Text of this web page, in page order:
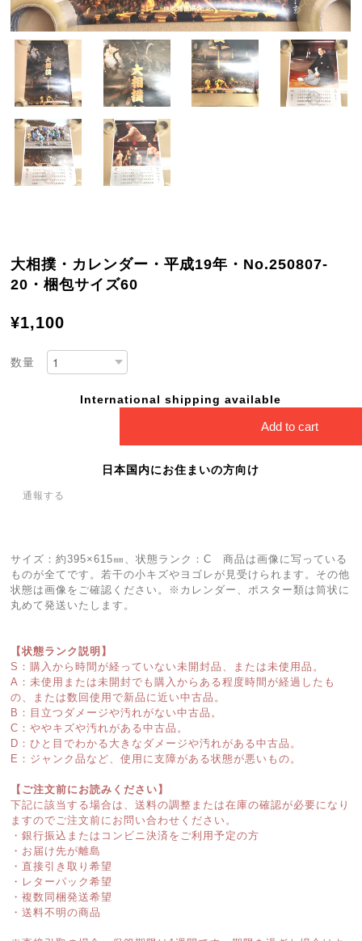
大相撲・カレンダー・平成19年・No.250807-
20・梱包サイズ60
¥1,100
数量
International shipping available
Add to cart
日本国内にお住まいの方向け
通報する
サイズ：約395×615㎜、状態ランク：C 商品は画像に写っている
ものが全てです。若干の小キズやヨゴレが見受けられます。その他
状態は画像をご確認ください。※カレンダー、ポスター類は筒状に
丸めて発送いたします。
【状態ランク説明】
S：購入から時間が経っていない未開封品、または未使用品。
A：未使用または未開封でも購入からある程度時間が経過したも
の、または数回使用で新品に近い中古品。
B：目立つダメージや汚れがない中古品。
C：ややキズや汚れがある中古品。
D：ひと目でわかる大きなダメージや汚れがある中古品。
E：ジャンク品など、使用に支障がある状態が悪いもの。
【ご注文前にお読みください】
下記に該当する場合は、送料の調整または在庫の確認が必要になり
ますのでご注文前にお問い合わせください。
・銀行振込またはコンビニ決済をご利用予定の方
・お届け先が離島
・直接引き取り希望
・レターパック希望
・複数同梱発送希望
・送料不明の商品